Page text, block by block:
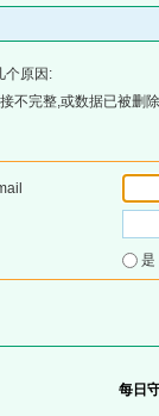
个原因:
不完整,或数据已被删
每日